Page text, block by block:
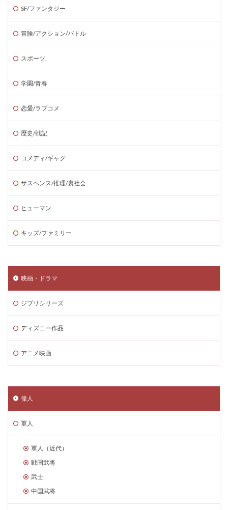
SF/ファンタジー
冒険/アクション/バトル
スポーツ.
学園/青春
恋愛/ラブコメ
歴史/戦記
コメディ/ギャグ
サスペンス/推理/裏社会
ヒューマン
キッズ/ファミリー
映画・ドラマ
ジブリシリーズ
ディズニー作品
アニメ映画
偉人
軍人
軍人（近代）
戦国武将
武士
中国武将